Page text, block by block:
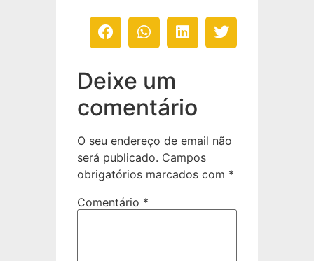
Deixe um
comentário
O seu endereço de email não
será publicado. Campos
obrigatórios marcados com *
Comentário *